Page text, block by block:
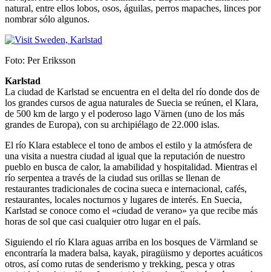
natural, entre ellos lobos, osos, águilas, perros mapaches, linces por
nombrar sólo algunos.
Foto: Per Eriksson
Karlstad
La ciudad de Karlstad se encuentra en el delta del río donde dos de
los grandes cursos de agua naturales de Suecia se reúnen, el Klara,
de 500 km de largo y el poderoso lago Värnen (uno de los más
grandes de Europa), con su archipiélago de 22.000 islas.
El río Klara establece el tono de ambos el estilo y la atmósfera de
una visita a nuestra ciudad al igual que la reputación de nuestro
pueblo en busca de calor, la amabilidad y hospitalidad. Mientras el
río serpentea a través de la ciudad sus orillas se llenan de
restaurantes tradicionales de cocina sueca e internacional, cafés,
restaurantes, locales nocturnos y lugares de interés. En Suecia,
Karlstad se conoce como el «ciudad de verano» ya que recibe más
horas de sol que casi cualquier otro lugar en el país.
Siguiendo el río Klara aguas arriba en los bosques de Värmland se
encontraría la madera balsa, kayak, piragüismo y deportes acuáticos
otros, así como rutas de senderismo y trekking, pesca y otras